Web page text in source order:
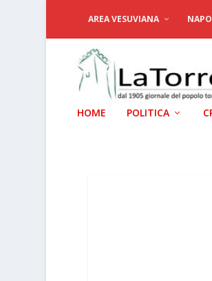
AREA VESUVIANA
HOME POLITICA